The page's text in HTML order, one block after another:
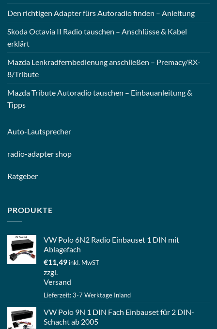
Den richtigen Adapter fürs Autoradio finden – Anleitung
Skoda Octavia II Radio tauschen – Anschlüsse & Kabel
erklärt
Mazda Lenkradfernbedienung anschließen – Premacy/RX-
8/Tribute
Mazda Tribute Autoradio tauschen – Einbauanleitung &
Tipps
Auto-Lautsprecher
radio-adapter shop
Ratgeber
PRODUKTE
VW Polo 6N2 Radio Einbauset 1 DIN mit
Ablagefach
€11,49 inkl. MwST
zzgl.
Versand
Lieferzeit: 3-7 Werktage Inland
VW Polo 9N 1 DIN Fach Einbauset für 2 DIN-
Schacht ab 2005